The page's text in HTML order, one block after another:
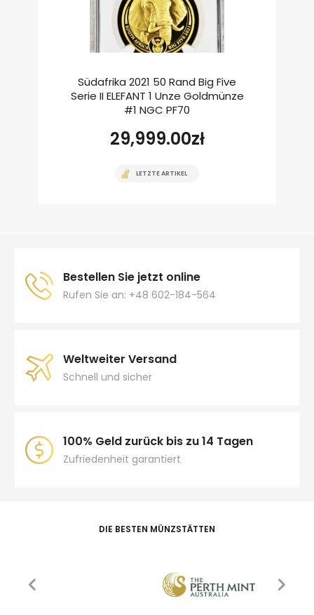
Südafrika 2021 50 Rand Big Five
Serie II ELEFANT 1 Unze Goldmünze
#1 NGC PF70
29,999.00zł
LETZTE ARTIKEL
Bestellen Sie jetzt online
Rufen Sie an: +48 602-184-564
Weltweiter Versand
Schnell und sicher
100% Geld zurück bis zu 14 Tagen
Zufriedenheit garantiert
DIE BESTEN MÜNZSTÄTTEN